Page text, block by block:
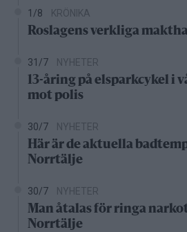
1/8 KRÖNIKA
Roslagens verkliga
31/7 NYHETER
13-åring på elsparkcykel i
mot polis
30/7 NYHETER
Här är de aktuella
Norrtälje
30/7 NYHETER
Man åtalas för ringa
Norrtälje